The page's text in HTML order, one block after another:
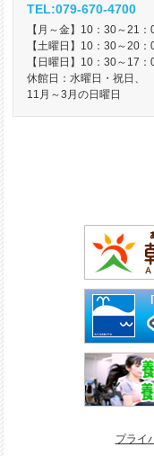
TEL:079-670-4700
【月～金】10：30～21：
【土曜日】10：30～20：
【日曜日】10：30～17：
休館日：水曜日・祝日、
11月～3月の日曜日
プライ